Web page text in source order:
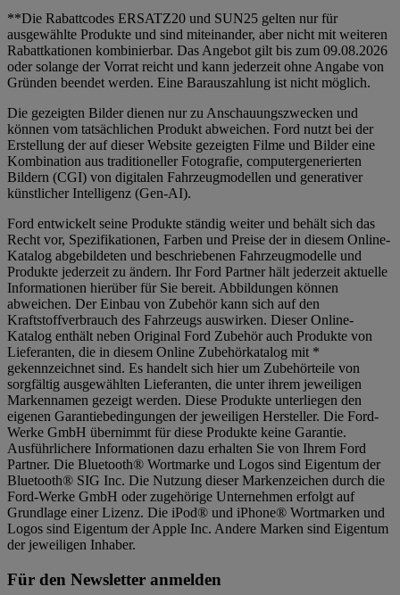
**Die Rabattcodes ERSATZ20 und SUN25 gelten nur für
ausgewählte Produkte und sind miteinander, aber nicht mit weiteren
Rabattkationen kombinierbar. Das Angebot gilt bis zum 09.08.2026
oder solange der Vorrat reicht und kann jederzeit ohne Angabe von
Gründen beendet werden. Eine Barauszahlung ist nicht möglich.
Die gezeigten Bilder dienen nur zu Anschauungszwecken und
können vom tatsächlichen Produkt abweichen. Ford nutzt bei der
Erstellung der auf dieser Website gezeigten Filme und Bilder eine
Kombination aus traditioneller Fotografie, computergenerierten
Bildern (CGI) von digitalen Fahrzeugmodellen und generativer
künstlicher Intelligenz (Gen-AI).
Ford entwickelt seine Produkte ständig weiter und behält sich das
Recht vor, Spezifikationen, Farben und Preise der in diesem Online-
Katalog abgebildeten und beschriebenen Fahrzeugmodelle und
Produkte jederzeit zu ändern. Ihr Ford Partner hält jederzeit aktuelle
Informationen hierüber für Sie bereit. Abbildungen können
abweichen. Der Einbau von Zubehör kann sich auf den
Kraftstoffverbrauch des Fahrzeugs auswirken. Dieser Online-
Katalog enthält neben Original Ford Zubehör auch Produkte von
Lieferanten, die in diesem Online Zubehörkatalog mit *
gekennzeichnet sind. Es handelt sich hier um Zubehörteile von
sorgfältig ausgewählten Lieferanten, die unter ihrem jeweiligen
Markennamen gezeigt werden. Diese Produkte unterliegen den
eigenen Garantiebedingungen der jeweiligen Hersteller. Die Ford-
Werke GmbH übernimmt für diese Produkte keine Garantie.
Ausführlichere Informationen dazu erhalten Sie von Ihrem Ford
Partner. Die Bluetooth® Wortmarke und Logos sind Eigentum der
Bluetooth® SIG Inc. Die Nutzung dieser Markenzeichen durch die
Ford-Werke GmbH oder zugehörige Unternehmen erfolgt auf
Grundlage einer Lizenz. Die iPod® und iPhone® Wortmarken und
Logos sind Eigentum der Apple Inc. Andere Marken sind Eigentum
der jeweiligen Inhaber.
Für den Newsletter anmelden